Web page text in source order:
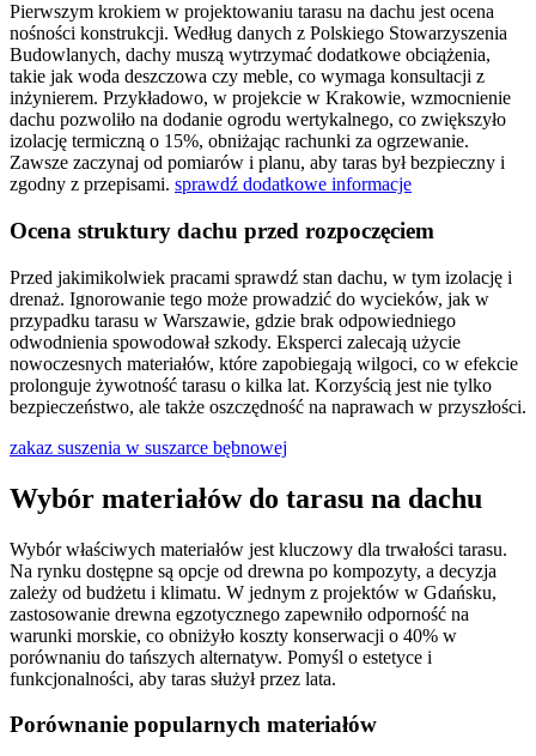
Pierwszym krokiem w projektowaniu tarasu na dachu jest ocena
nośności konstrukcji. Według danych z Polskiego Stowarzyszenia
Budowlanych, dachy muszą wytrzymać dodatkowe obciążenia,
takie jak woda deszczowa czy meble, co wymaga konsultacji z
inżynierem. Przykładowo, w projekcie w Krakowie, wzmocnienie
dachu pozwoliło na dodanie ogrodu wertykalnego, co zwiększyło
izolację termiczną o 15%, obniżając rachunki za ogrzewanie.
Zawsze zaczynaj od pomiarów i planu, aby taras był bezpieczny i
zgodny z przepisami. sprawdź dodatkowe informacje
Ocena struktury dachu przed rozpoczęciem
Przed jakimikolwiek pracami sprawdź stan dachu, w tym izolację i
drenaż. Ignorowanie tego może prowadzić do wycieków, jak w
przypadku tarasu w Warszawie, gdzie brak odpowiedniego
odwodnienia spowodował szkody. Eksperci zalecają użycie
nowoczesnych materiałów, które zapobiegają wilgoci, co w efekcie
prolonguje żywotność tarasu o kilka lat. Korzyścią jest nie tylko
bezpieczeństwo, ale także oszczędność na naprawach w przyszłości.
zakaz suszenia w suszarce bębnowej
Wybór materiałów do tarasu na dachu
Wybór właściwych materiałów jest kluczowy dla trwałości tarasu.
Na rynku dostępne są opcje od drewna po kompozyty, a decyzja
zależy od budżetu i klimatu. W jednym z projektów w Gdańsku,
zastosowanie drewna egzotycznego zapewniło odporność na
warunki morskie, co obniżyło koszty konserwacji o 40% w
porównaniu do tańszych alternatyw. Pomyśl o estetyce i
funkcjonalności, aby taras służył przez lata.
Porównanie popularnych materiałów